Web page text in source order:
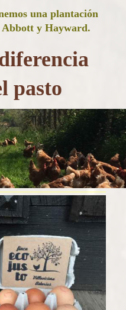
una plantación
Abbott y Hayward.
pasto